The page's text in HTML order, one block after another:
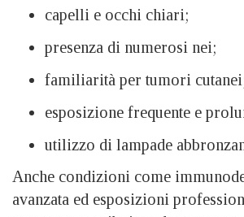
capelli e occhi chiari;
presenza di numerosi nei;
familiarità per tumori
esposizione frequente e
utilizzo di lampade
Anche condizioni come
avanzata ed esposizioni